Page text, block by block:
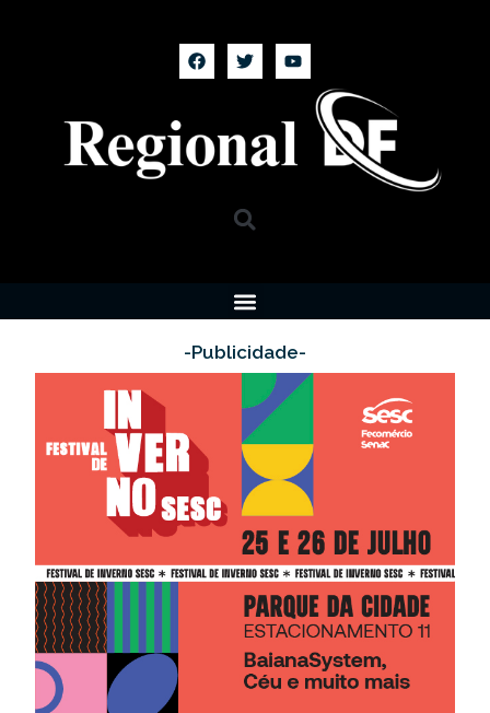
-Publicidade-